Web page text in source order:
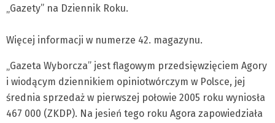
„Gazety” na Dziennik Roku.
Więcej informacji w numerze 42. magazynu.
„Gazeta Wyborcza” jest flagowym przedsięwzięciem Agory
i wiodącym dziennikiem opiniotwórczym w Polsce, jej
średnia sprzedaż w pierwszej połowie 2005 roku wyniosła
467 000 (ZKDP). Na jesień tego roku Agora zapowiedziała